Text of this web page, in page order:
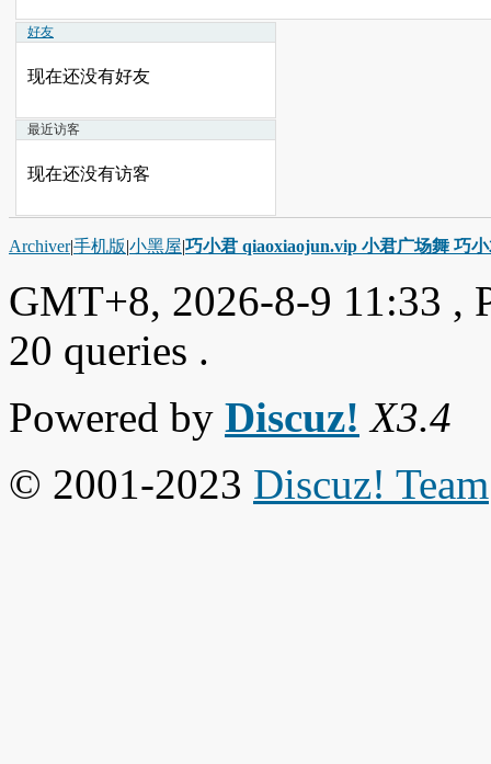
好友
现在还没有好友
最近访客
现在还没有访客
Archiver|手机版|小黑屋|巧小君 qiaoxiaojun.vip 小君广场舞 巧
GMT+8, 2026-8-9 11:33 ,
20 queries .
Powered by Discuz! X3.4
© 2001-2023 Discuz! Team